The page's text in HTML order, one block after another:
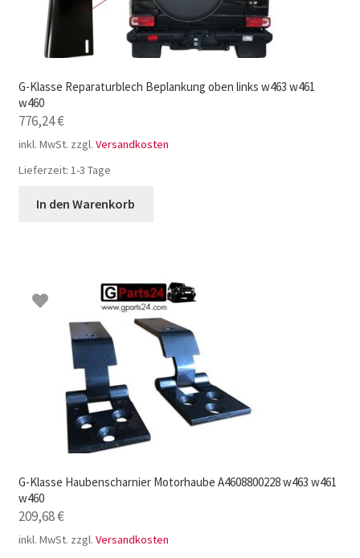
G-Klasse Reparaturblech Beplankung oben links w463 w461
w460
776,24€
inkl. MwSt. zzgl. Versandkosten
Lieferzeit: 1-3 Tage
In den Warenkorb
G-Klasse Haubenscharnier Motorhaube A4608800228 w463 w461
w460
209,68€
inkl. MwSt. zzgl. Versandkosten